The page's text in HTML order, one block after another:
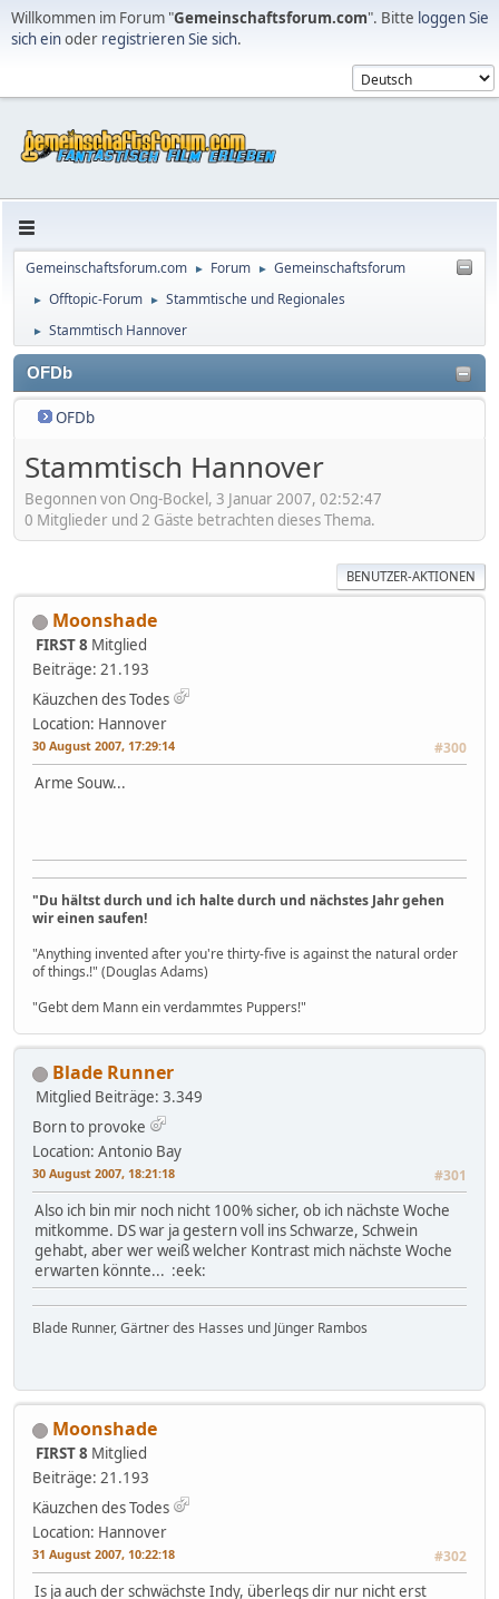
Willkommen im Forum "Gemeinschaftsforum.com". Bitte loggen Sie
sich einoder registrieren Sie sich.
Gemeinschaftsforum.com ► Forum ► Gemeinschaftsforum
► Offtopic-Forum ► Stammtische und Regionales
► Stammtisch Hannover
OFDb
OFDb
Stammtisch Hannover
Begonnen von Ong-Bockel, 3 Januar 2007, 02:52:47
0 Mitglieder und 2 Gäste betrachten dieses Thema.
BENUTZER-AKTIONEN
Moonshade
FIRST 8 Mitglied
Beiträge: 21.193
Käuzchen des Todes
Location: Hannover
30 August 2007, 17:29:14 #300
Arme Souw...
"Du hältst durch und ich halte durch und nächstes Jahr gehen
wir einen saufen!
"Anything invented after you're thirty-five is against the natural order
of things.!" (Douglas Adams)
"Gebt dem Mann ein verdammtes Puppers!"
Blade Runner
Mitglied Beiträge: 3.349
Born to provoke
Location: Antonio Bay
30 August 2007, 18:21:18 #301
Also ich bin mir noch nicht 100% sicher, ob ich nächste Woche
mitkomme. DS war ja gestern voll ins Schwarze, Schwein
gehabt, aber wer weiß welcher Kontrast mich nächste Woche
erwarten könnte... :eek:
Blade Runner, Gärtner des Hasses und Jünger Rambos
Moonshade
FIRST 8 Mitglied
Beiträge: 21.193
Käuzchen des Todes
Location: Hannover
31 August 2007, 10:22:18 #302
Is ja auch der schwächste Indy, überlegs dir nur nicht erst